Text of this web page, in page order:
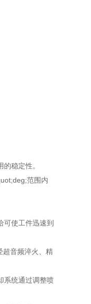
稳定性。
范围内
使工件迅速到
超音频淬火、精
系统通过调整喷